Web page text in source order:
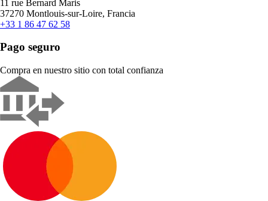
11 rue Bernard Maris
37270 Montlouis-sur-Loire, Francia
+33 1 86 47 62 58
Pago seguro
Compra en nuestro sitio con total confianza